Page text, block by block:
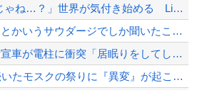
「Linuxで十分じゃね…？」世界が気付き始める Linuxの市場シェアが初めて...
「サウダージ」とかいうサウダージでしか聞いたことない言葉ｗｗｗｗｗｗｗｗ
日本共産党の街宣車が電柱に衝突「居眠りをしてしまった」同乗していた県議を含め男女...
【衝撃】30年続いたモスクの祭りに『異変』が起こる・・・・・